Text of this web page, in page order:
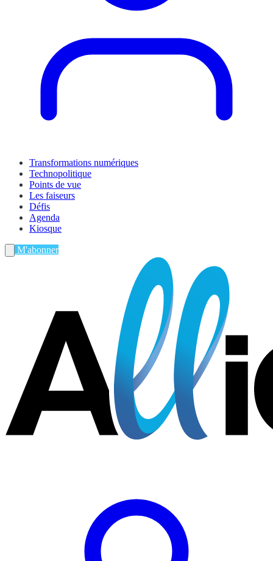
Transformations numériques
Technopolitique
Points de vue
Les faiseurs
Défis
Agenda
Kiosque
M'abonner